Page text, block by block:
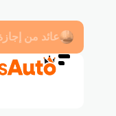
أسعار البترول في أغسطس 2025: 7 طرق